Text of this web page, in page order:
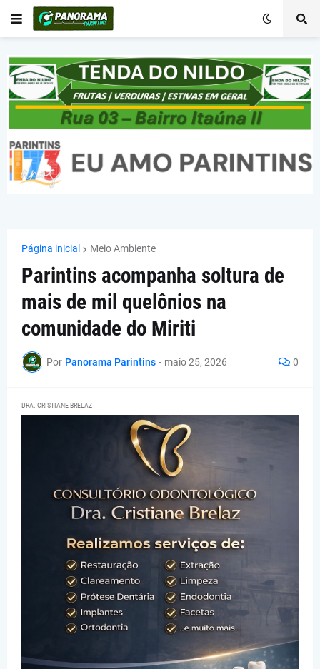
Página inicial Meio Ambiente
Parintins acompanha soltura de
mais de mil quelônios na
comunidade do Miriti
Por Panorama Parintins - maio 25, 2026 0
DRA. CRISTIANE BRELAZ